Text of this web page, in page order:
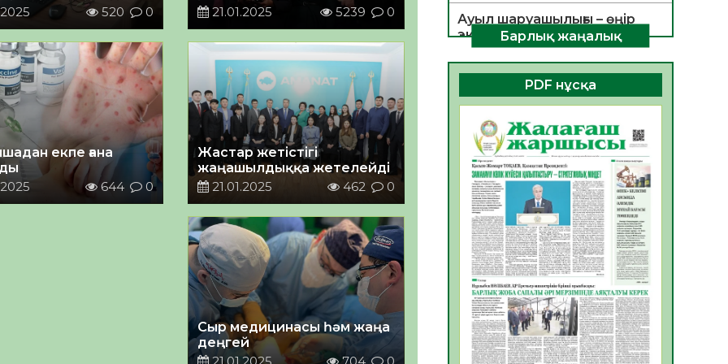
520 0
кірісті
21.01.2025 5239 0
екпе ғана
644 0
Жастар жетістігі
жаңашылдыққа жетелейді
21.01.2025
462 0
Сыр медицинасы һәм жаңа
деңгей
Ауыл шаруашылығы – өңір
экономикасының негізгі
тірегі
06.08.2026
39 0
ҚОҒАМДЫҚ БЕЛСЕНДІЛІК –
ЕЛ ДАМУЫНЫҢ НЕГІЗІ
06.08.2026
36
ҚҰРЫЛТАЙ САЙЛАУЫ –
БОЛАШАҚҚА БАСТАР
ЖАУАПТЫ ТАҢДАУ
06.08.2026
38
Инфекциялық ауруларға
қарсы иммундау
жұмыстарының тиімділігі
06.08.2026
40
Көкжөтел ауруы туралы
Барлық жаңалық
PDF нұсқа